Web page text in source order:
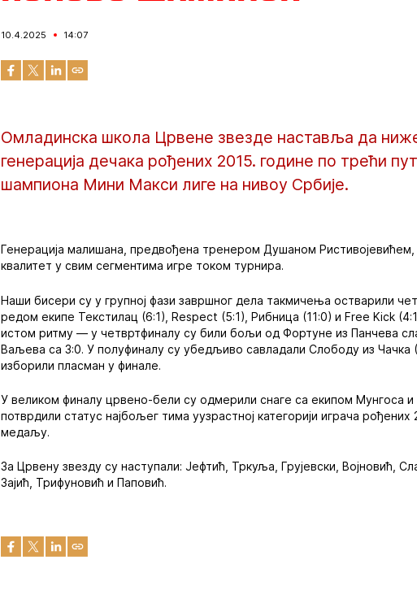
10.4.2025 14:07
Омладинска школа Црвене звезде наставља да нижe
генерација дечака рођених 2015. године по трећи
шампиона Мини Макси лиге на нивоу Србије.
Генерација малишана, предвођена тренером Душаном Ристивојевићем,
квалитет у свим сегментима игре током турнира.
Наши бисери су у групној фази завршног дела такмичења остварили
редом екипе Текстилац (6:1), Respect (5:1), Рибница (11:0) и Free Kick
истом ритму — у четвртфиналу су били бољи од Фортуне из Панчева
Ваљева са 3:0. У полуфиналу су убедљиво савладали Слободу из Чачка
изборили пласман у финале.
У великом финалу црвено-бели су одмерили снаге са екипом Мунгоса и
потврдили статус најбољег тима уузрастној категорији играча
медаљу.
За Црвену звезду су наступали: Јефтић, Тркуља, Грујевски, Војновић,
Зајић, Трифуновић и Паповић.